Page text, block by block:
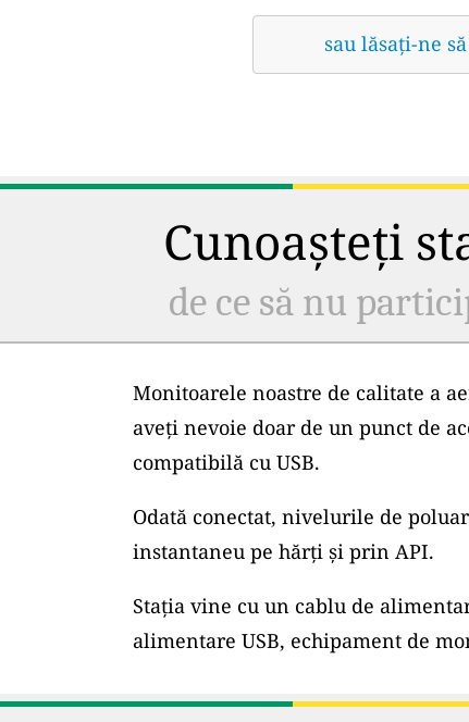
sau lăsați-ne
Cunoașteți
de ce să nu
Monitoarele noastre de calitate a
aveți nevoie doar de un punct de
compatibilă cu USB.
Odată conectat, nivelurile de
instantaneu pe hărți și prin API.
Stația vine cu un cablu de
alimentare USB, echipament de